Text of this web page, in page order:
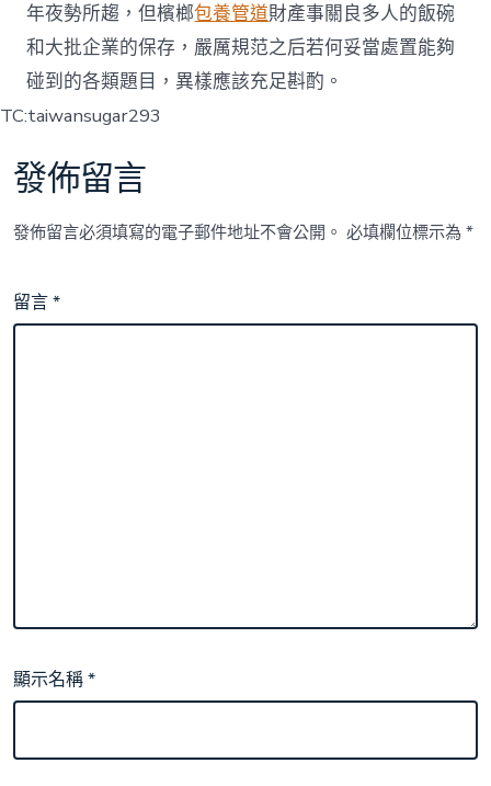
年夜勢所趨，但檳榔包養管道財產事關良多人的飯碗
和大批企業的保存，嚴厲規范之后若何妥當處置能夠
碰到的各類題目，異樣應該充足斟酌。
TC:taiwansugar293
發佈留言
發佈留言必須填寫的電子郵件地址不會公開。 必填欄位標示為*
留言*
顯示名稱*